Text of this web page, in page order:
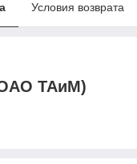
Условия возврата
ТАиМ)